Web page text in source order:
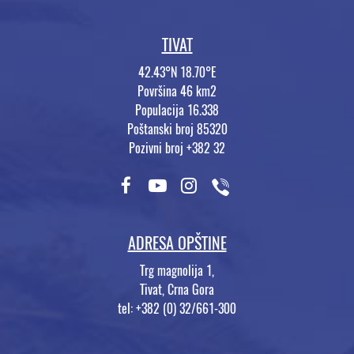
TIVAT
42.43°N 18.70°E
Površina 46 km2
Populacija 16.338
Poštanski broj 85320
Pozivni broj +382 32
ADRESA OPŠTINE
Trg magnolija 1,
Tivat, Crna Gora
tel: +382 (0) 32/661-300